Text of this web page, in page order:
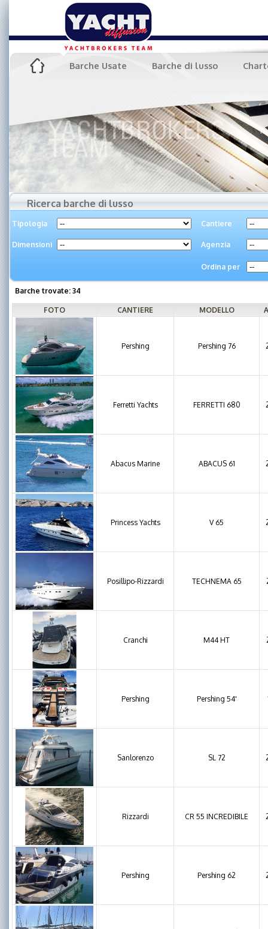
Barche Usate Barche di lusso
Ricerca barche di lusso
Tipologia Cantiere
Dimensioni Agenzia
Ordina per
Barche trovate: 34
FOTO CANTIERE MODELLO
Pershing Pershing 76
Ferretti Yachts FERRETTI 680
Abacus Marine ABACUS 61
Princess Yachts V 65
Posillipo-Rizzardi TECHNEMA 65
Cranchi M44 HT
Pershing Pershing 54'
Sanlorenzo SL 72
Rizzardi CR 55 INCREDIBILE
Pershing Pershing 62